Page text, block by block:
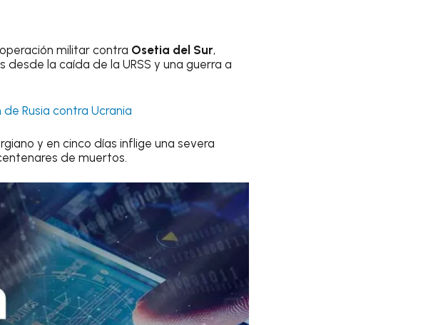
militar contra Osetia del Sur,
la caída de la URSS y una guerra a
Rusia contra Ucrania
y en cinco días inflige una severa
de muertos.